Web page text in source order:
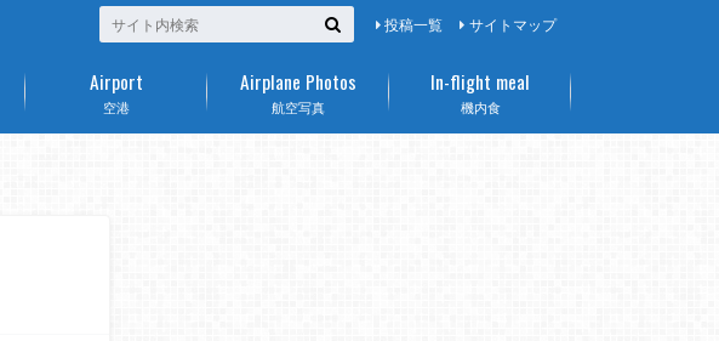
投稿一覧 サイトマップ
空港
Airport
航空写真
Airplane Photos
機内食
In-flight meal